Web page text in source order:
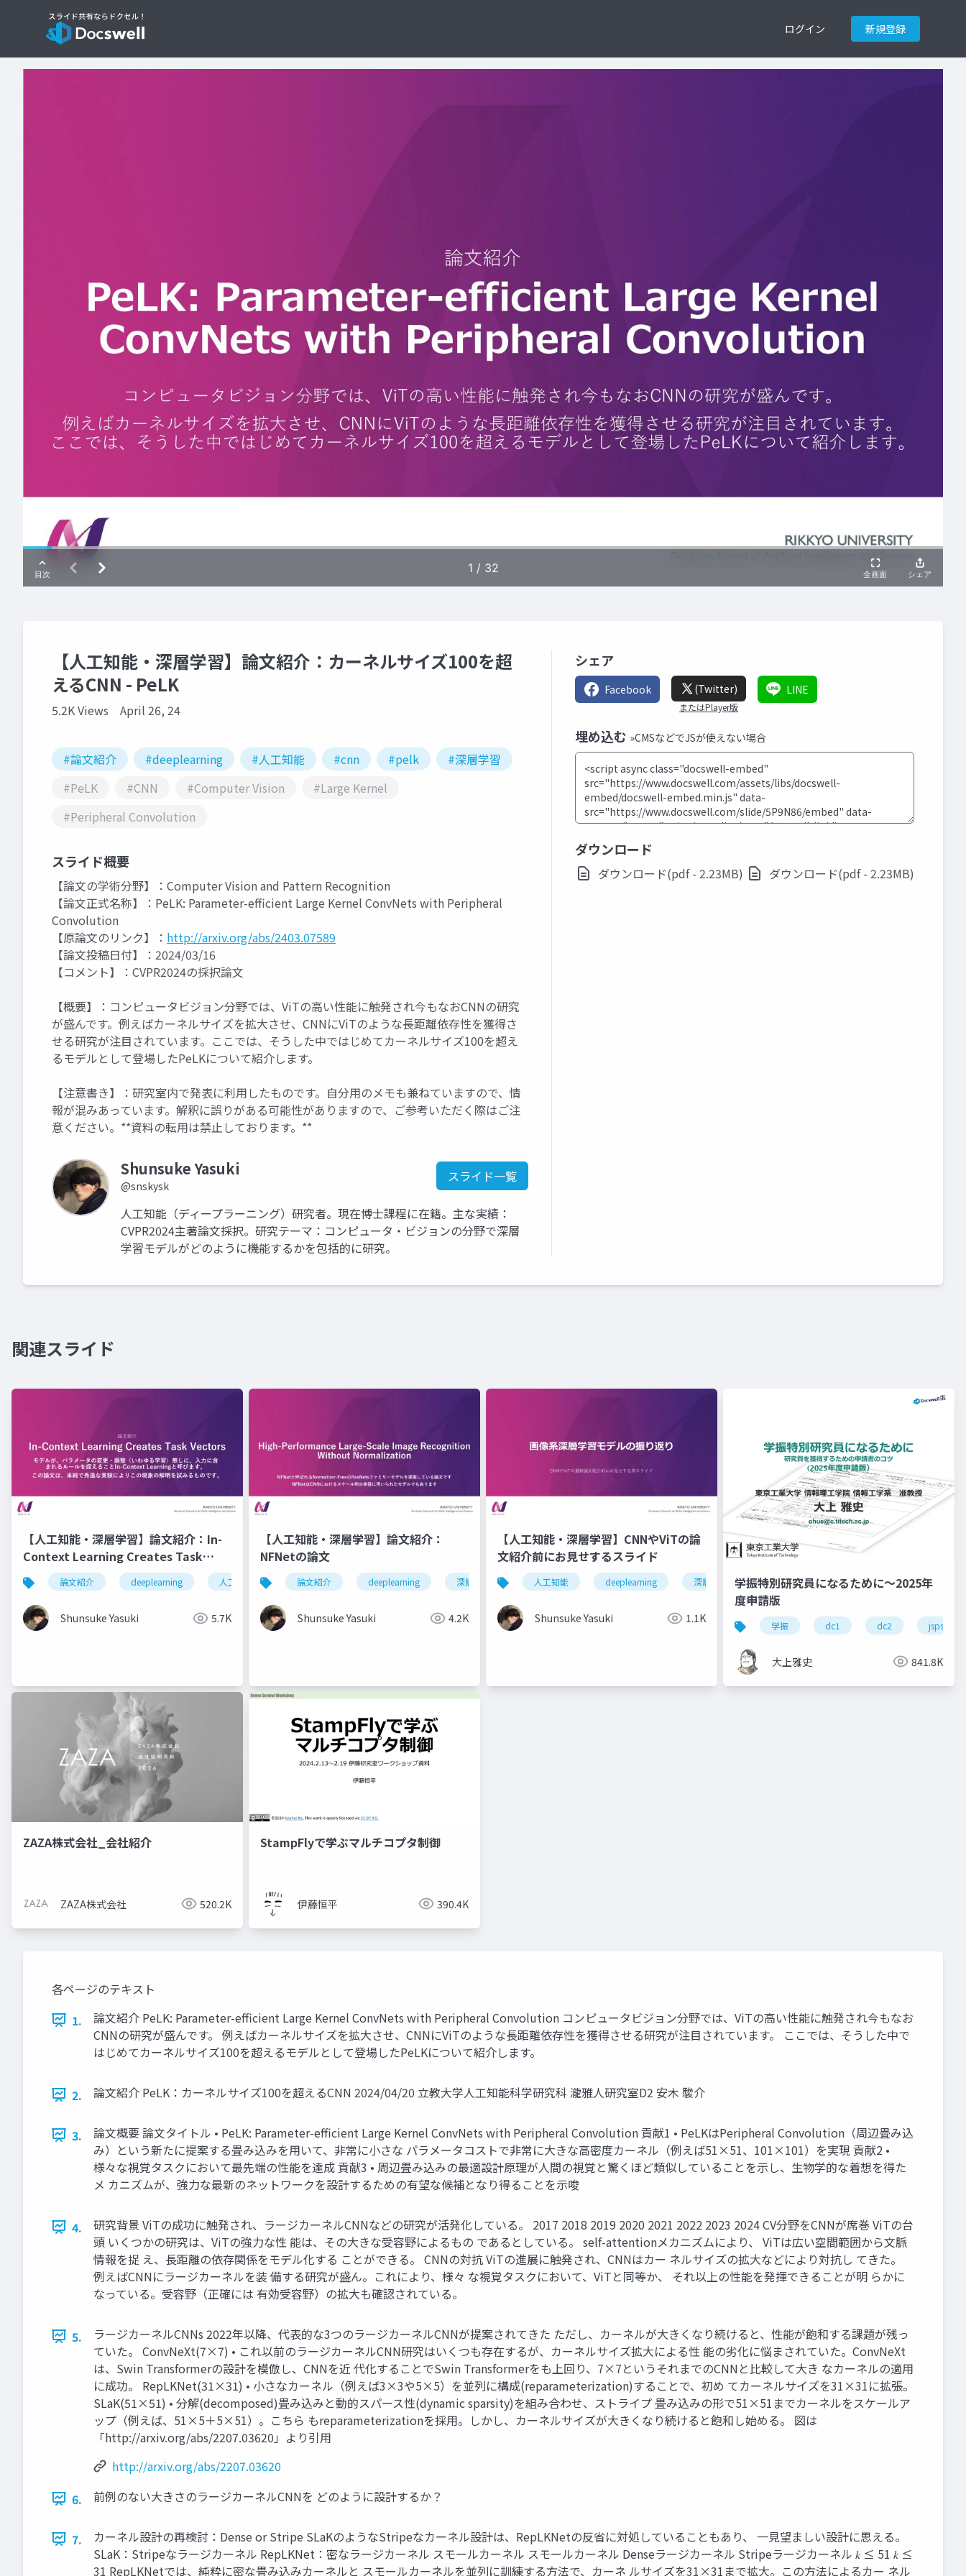
ログイン 新規登録
【人工知能・深層学習】論文紹介：カーネルサイズ100を超
えるCNN - PeLK
5.2K Views April 26, 24
#論文紹介 #deeplearning #人工知能 #cnn #pelk
#深層学習
#PeLK
#CNN #Computer Vision
#Large Kernel
#Peripheral Convolution
スライド概要
【論文の学術分野】：Computer Vision and Pattern Recognition
【論文正式名称】：PeLK: Parameter-efficient Large Kernel ConvNets with Peripheral
Convolution
【原論文のリンク】： http://arxiv.org/abs/2403.07589
【論文投稿日付】：2024/03/16
【コメント】：CVPR2024の採択論文
【概要】：コンピュータビジョン分野では、ViTの高い性能に触発され今もなおCNNの研究
が盛んです。例えばカーネルサイズを拡大させ、CNNにViTのような長距離依存性を獲得さ
せる研究が注目されています。ここでは、そうした中ではじめてカーネルサイズ100を超え
るモデルとして登場したPeLKについて紹介します。
【注意書き】：研究室内で発表に利用したものです。自分用のメモも兼ねていますので、情
報が混みあっています。解釈に誤りがある可能性がありますので、ご参考いただく際はご注
意ください。**資料の転用は禁止しております。**
Shunsuke Yasuki
@snskysk
スライド一覧
人工知能（ディープラーニング）研究者。現在博士課程に在籍。主な実績：
CVPR2024主著論文採択。研究テーマ：コンピュータ・ビジョンの分野で深層
学習モデルがどのように機能するかを包括的に研究。
シェア
Facebook (Twitter)
またはPlayer版
LINE
埋め込む »CMSなどでJSが使えない場合
ダウンロード
ダウンロード(pdf - 2.23MB) ダウンロード(pdf - 2.23MB)
関連スライド
【人工知能・深層学習】論文紹介：In-
Context Learning Creates Task
Vectors論文紹介 deeplearning 人工知能 深層学習 llm
Shunsuke Yasuki 5.7K
【人工知能・深層学習】論文紹介：
NFNetの論文
論文紹介 deeplearning 深層学習 人工知能 cnn
Shunsuke Yasuki 4.2K
【人工知能・深層学習】CNNやViTの論
文紹介前にお見せするスライド
人工知能 deeplearning 深層学習 cnn vit 論文紹介
Shunsuke Yasuki 1.1K
学振特別研究員になるために～2025年
度申請版
学振 dc1 dc2 jsps
大上雅史 841.8K
ZAZA株式会社_会社紹介
ZAZA株式会社 520.2K
StampFlyで学ぶマルチコプタ制御
伊藤恒平 390.4K
各ページのテキスト
1.
論文紹介 PeLK: Parameter-efficient Large Kernel ConvNets with Peripheral Convolution コンピュータビジョン分野では、ViTの高い性能に触発され今もなお
CNNの研究が盛んです。 例えばカーネルサイズを拡大させ、CNNにViTのような長距離依存性を獲得させる研究が注目されています。 ここでは、そうした中で
はじめてカーネルサイズ100を超えるモデルとして登場したPeLKについて紹介します。
2. 論文紹介 PeLK：カーネルサイズ100を超えるCNN 2024/04/20 立教大学人工知能科学研究科 瀧雅人研究室D2 安木 駿介
3.
論文概要 論文タイトル • PeLK: Parameter-efficient Large Kernel ConvNets with Peripheral Convolution 貢献1 • PeLKはPeripheral Convolution（周辺畳み込
み）という新たに提案する畳み込みを用いて、非常に小さな パラメータコストで非常に大きな高密度カーネル（例えば51×51、101×101）を実現 貢献2 •
様々な視覚タスクにおいて最先端の性能を達成 貢献3 • 周辺畳み込みの最適設計原理が人間の視覚と驚くほど類似していることを示し、生物学的な着想を得た
メ カニズムが、強力な最新のネットワークを設計するための有望な候補となり得ることを示唆
4.
研究背景 ViTの成功に触発され、ラージカーネルCNNなどの研究が活発化している。 2017 2018 2019 2020 2021 2022 2023 2024 CV分野をCNNが席巻 ViTの台
頭 いくつかの研究は、ViTの強力な性 能は、その大きな受容野によるもの であるとしている。 self-attentionメカニズムにより、 ViTは広い空間範囲から文脈
情報を捉 え、長距離の依存関係をモデル化する ことができる。 CNNの対抗 ViTの進展に触発され、CNNはカー ネルサイズの拡大などにより対抗し てきた。
例えばCNNにラージカーネルを装 備する研究が盛ん。これにより、様々 な視覚タスクにおいて、ViTと同等か、 それ以上の性能を発揮できることが明 らかに
なっている。受容野（正確には 有効受容野）の拡大も確認されている。
5.
ラージカーネルCNNs 2022年以降、代表的な3つのラージカーネルCNNが提案されてきた ただし、カーネルが大きくなり続けると、性能が飽和する課題が残っ
ていた。 ConvNeXt(7×7) • これ以前のラージカーネルCNN研究はいくつも存在するが、カーネルサイズ拡大による性 能の劣化に悩まされていた。ConvNeXt
は、Swin Transformerの設計を模倣し、CNNを近 代化することでSwin Transformerをも上回り、7×7というそれまでのCNNと比較して大き なカーネルの適用
に成功。 RepLKNet(31×31) • 小さなカーネル（例えば3×3や5×5）を並列に構成(reparameterization)することで、初め てカーネルサイズを31×31に拡張。
SLaK(51×51) • 分解(decomposed)畳み込みと動的スパース性(dynamic sparsity)を組み合わせ、ストライプ 畳み込みの形で51×51までカーネルをスケールア
ップ（例えば、51×5＋5×51）。こちら もreparameterizationを採用。しかし、カーネルサイズが大きくなり続けると飽和し始める。 図は
「http://arxiv.org/abs/2207.03620」より引用
http://arxiv.org/abs/2207.03620
6.
前例のない大きさのラージカーネルCNNを どのように設計するか？
7.
カーネル設計の再検討：Dense or Stripe SLaKのようなStripeなカーネル設計は、RepLKNetの反省に対処していることもあり、 一見望ましい設計に思える。
SLaK：Stripeなラージカーネル RepLKNet：密なラージカーネル スモールカーネル スモールカーネル Denseラージカーネル Stripeラージカーネル 𝑘 ≤ 51 𝑘 ≤
31 RepLKNetでは、純粋に密な畳み込みカーネルと スモールカーネルを並列に訓練する方法で、カーネ ルサイズを31×31まで拡大。この方法によるカー ネル